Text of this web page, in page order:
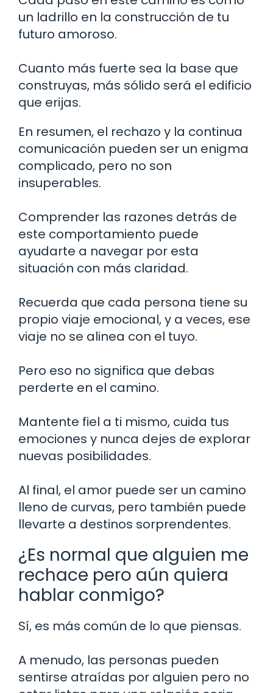
un ladrillo en la construcción de tu
futuro amoroso.
Cuanto más fuerte sea la base que
construyas, más sólido será el edificio
que erijas.
En resumen, el rechazo y la continua
comunicación pueden ser un enigma
complicado, pero no son
insuperables.
Comprender las razones detrás de
este comportamiento puede
ayudarte a navegar por esta
situación con más claridad.
Recuerda que cada persona tiene su
propio viaje emocional, y a veces, ese
viaje no se alinea con el tuyo.
Pero eso no significa que debas
perderte en el camino.
Mantente fiel a ti mismo, cuida tus
emociones y nunca dejes de explorar
nuevas posibilidades.
Al final, el amor puede ser un camino
lleno de curvas, pero también puede
llevarte a destinos sorprendentes.
¿Es normal que alguien me
rechace pero aún quiera
hablar conmigo?
Sí, es más común de lo que piensas.
A menudo, las personas pueden
sentirse atraídas por alguien pero no